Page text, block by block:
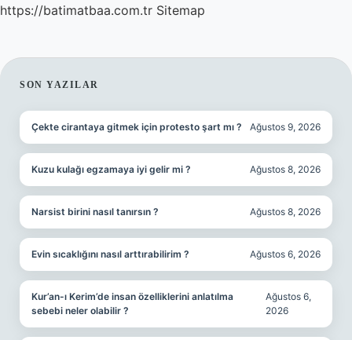
https://batimatbaa.com.tr Sitemap
SIDEBAR
SON YAZILAR
Çekte cirantaya gitmek için protesto şart mı ? Ağustos 9, 2026
Kuzu kulağı egzamaya iyi gelir mi ? Ağustos 8, 2026
Narsist birini nasıl tanırsın ? Ağustos 8, 2026
Evin sıcaklığını nasıl arttırabilirim ? Ağustos 6, 2026
Kur’an-ı Kerim’de insan özelliklerini anlatılma
sebebi neler olabilir ?
Ağustos 6,
2026